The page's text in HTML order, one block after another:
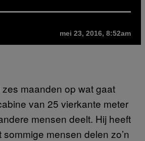
mei 23, 2016, 8:52am
maanden op wat gaat
van 25 vierkante meter
mensen deelt. Hij heeft
mensen delen zo’n